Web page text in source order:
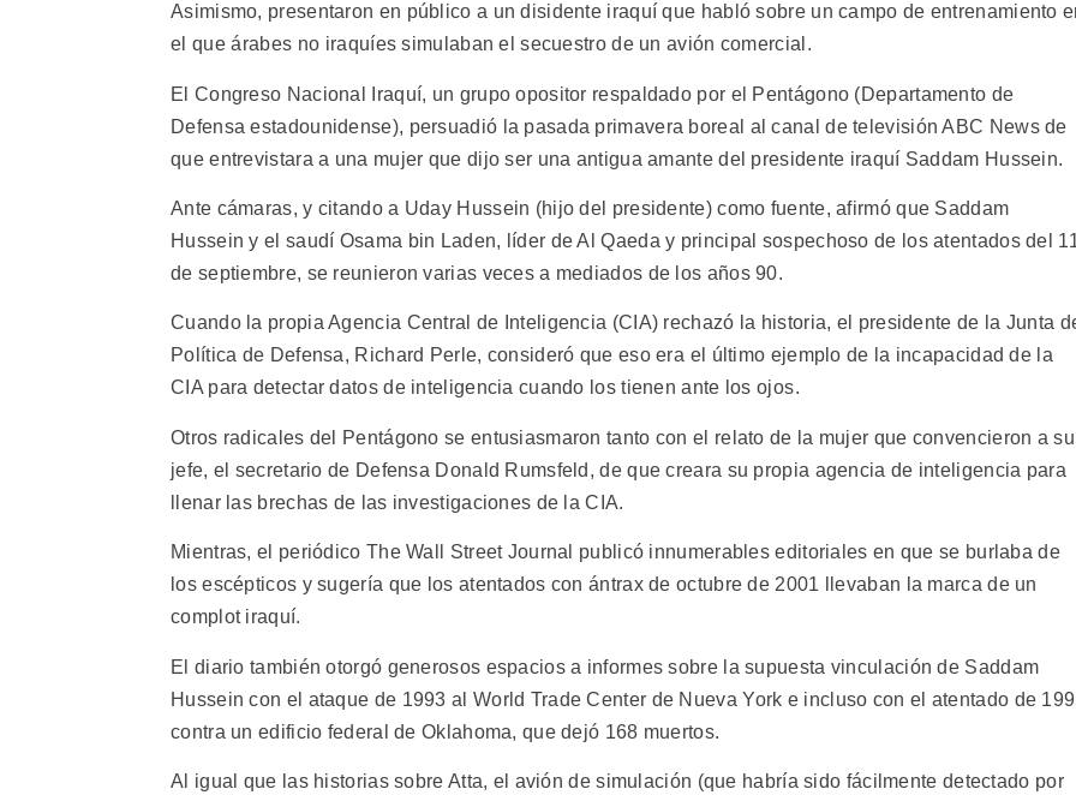
Asimismo, presentaron en público a un disidente iraquí que habló sobre un campo de entrenamiento
el que árabes no iraquíes simulaban el secuestro de un avión comercial.
El Congreso Nacional Iraquí, un grupo opositor respaldado por el Pentágono (Departamento de
Defensa estadounidense), persuadió la pasada primavera boreal al canal de televisión ABC News de
que entrevistara a una mujer que dijo ser una antigua amante del presidente iraquí Saddam Hussein.
Ante cámaras, y citando a Uday Hussein (hijo del presidente) como fuente, afirmó que Saddam
Hussein y el saudí Osama bin Laden, líder de Al Qaeda y principal sospechoso de los atentados del
de septiembre, se reunieron varias veces a mediados de los años 90.
Cuando la propia Agencia Central de Inteligencia (CIA) rechazó la historia, el presidente de la Junta
Política de Defensa, Richard Perle, consideró que eso era el último ejemplo de la incapacidad de la
CIA para detectar datos de inteligencia cuando los tienen ante los ojos.
Otros radicales del Pentágono se entusiasmaron tanto con el relato de la mujer que convencieron a su
jefe, el secretario de Defensa Donald Rumsfeld, de que creara su propia agencia de inteligencia para
llenar las brechas de las investigaciones de la CIA.
Mientras, el periódico The Wall Street Journal publicó innumerables editoriales en que se burlaba de
los escépticos y sugería que los atentados con ántrax de octubre de 2001 llevaban la marca de un
complot iraquí.
El diario también otorgó generosos espacios a informes sobre la supuesta vinculación de Saddam
Hussein con el ataque de 1993 al World Trade Center de Nueva York e incluso con el atentado de
contra un edificio federal de Oklahoma, que dejó 168 muertos.
Al igual que las historias sobre Atta, el avión de simulación (que habría sido fácilmente detectado por